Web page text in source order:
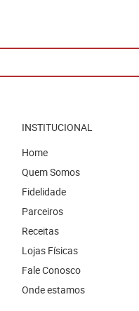
INSTITUCIONAL
Home
Quem Somos
Fidelidade
Parceiros
Receitas
Lojas Físicas
Fale Conosco
Onde estamos